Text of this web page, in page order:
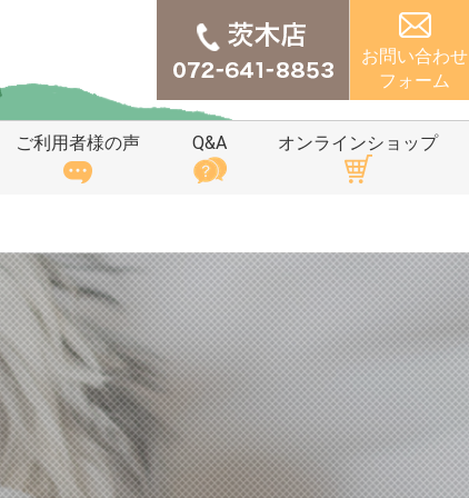
お問い合わせ
フォーム
ご利用者様の声 Q&A オンラインショップ